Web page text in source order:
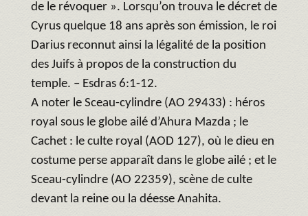
de le révoquer ». Lorsqu’on trouva le décret de
Cyrus quelque 18 ans après son émission, le roi
Darius reconnut ainsi la légalité de la position
des Juifs à propos de la construction du
temple. – Esdras 6:1-12.
A noter le Sceau-cylindre (AO 29433) : héros
royal sous le globe ailé d’Ahura Mazda ; le
Cachet : le culte royal (AOD 127), où le dieu en
costume perse apparaît dans le globe ailé ; et le
Sceau-cylindre (AO 22359), scène de culte
devant la reine ou la déesse Anahita.